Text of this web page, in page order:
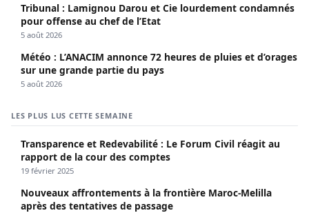
Tribunal : Lamignou Darou et Cie lourdement condamnés
pour offense au chef de l’Etat
5 août 2026
Météo : L’ANACIM annonce 72 heures de pluies et d’orages
sur une grande partie du pays
5 août 2026
LES PLUS LUS CETTE SEMAINE
Transparence et Redevabilité : Le Forum Civil réagit au
rapport de la cour des comptes
19 février 2025
Nouveaux affrontements à la frontière Maroc-Melilla
après des tentatives de passage